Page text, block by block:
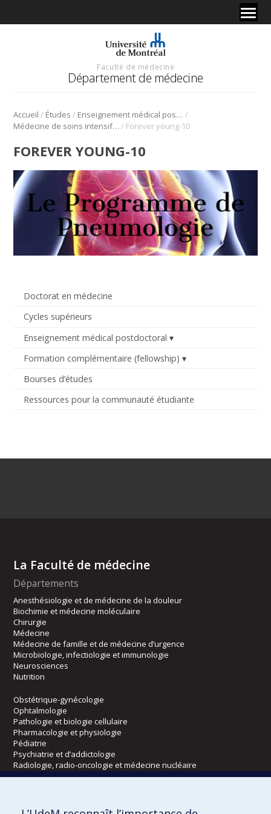
Faculté de médecine
Département de médecine
Accueil / Études / Enseignement médical postdoctoral /
Médecine de soins intensifs adultes / Forever young-10
Doctorat en médecine
Cycles supérieurs
Enseignement médical postdoctoral
Formation complémentaire (fellowship)
Bourses d’études
Ressources pour la communauté étudiante
FOREVER YOUNG-10
La Faculté de médecine
Départements
Anesthésiologie et de médecine de la douleur
Biochimie et médecine moléculaire
Chirurgie
Médecine
Médecine de famille et de médecine d’urgence
Microbiologie, infectiologie et immunologie
Neurosciences
Nutrition
Obstétrique-gynécologie
Ophtalmologie
Pathologie et biologie cellulaire
Pharmacologie et physiologie
Pédiatrie
Psychiatrie et d’addictologie
Radiologie, radio-oncologie et médecine nucléaire